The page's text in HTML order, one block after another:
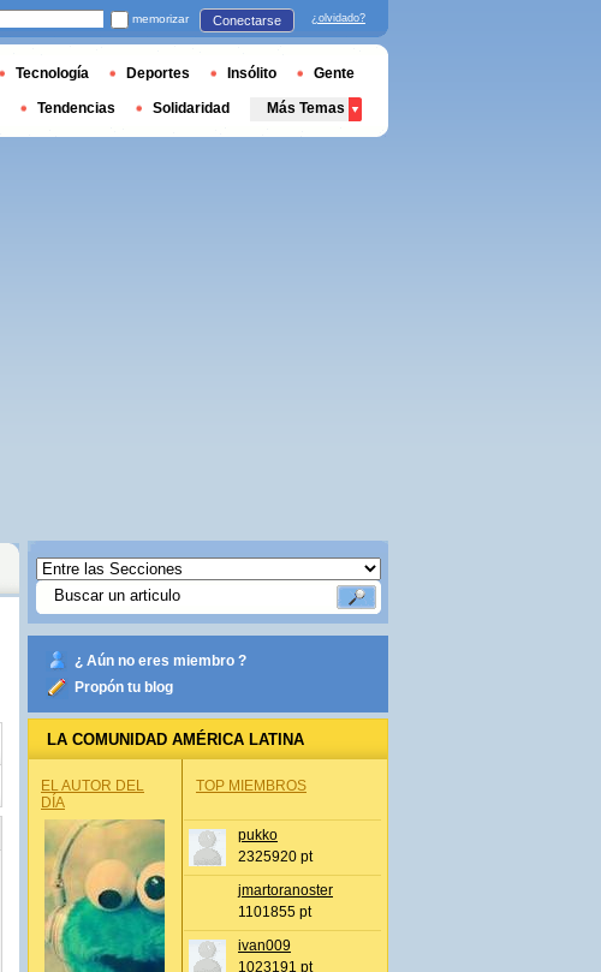
¿ Aún no eres miembro ?
Propón tu blog
LA COMUNIDAD AMÉRICA LATINA
EL AUTOR DEL
DÍA
TOP MIEMBROS
pukko
2325920 pt
jmartoranoster
1101855 pt
ivan009
1023191 pt
memorizar Conectarse ¿olvidado?
Tecnología Deportes Insólito Gente
Tendencias Solidaridad Más Temas